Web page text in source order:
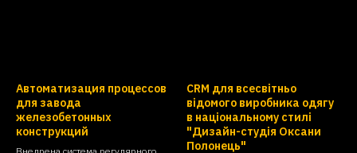
Автоматизация процессов
для завода
железобетонных
конструкций
CRM для всесвітньо
відомого виробника одягу
в національному стилі
"Дизайн-студія Оксани
Полонець"